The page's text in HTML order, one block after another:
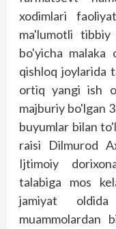
xodimlari
ma'lumotli tibbiy
bo'yicha malaka
qish­loq joylarida
ortiq yangi ish
majburiy bo'lgan
buyumlar bilan
raisi Dilmurod
Ijtimoiy
talabiga mos
jamiyat
muammolardan